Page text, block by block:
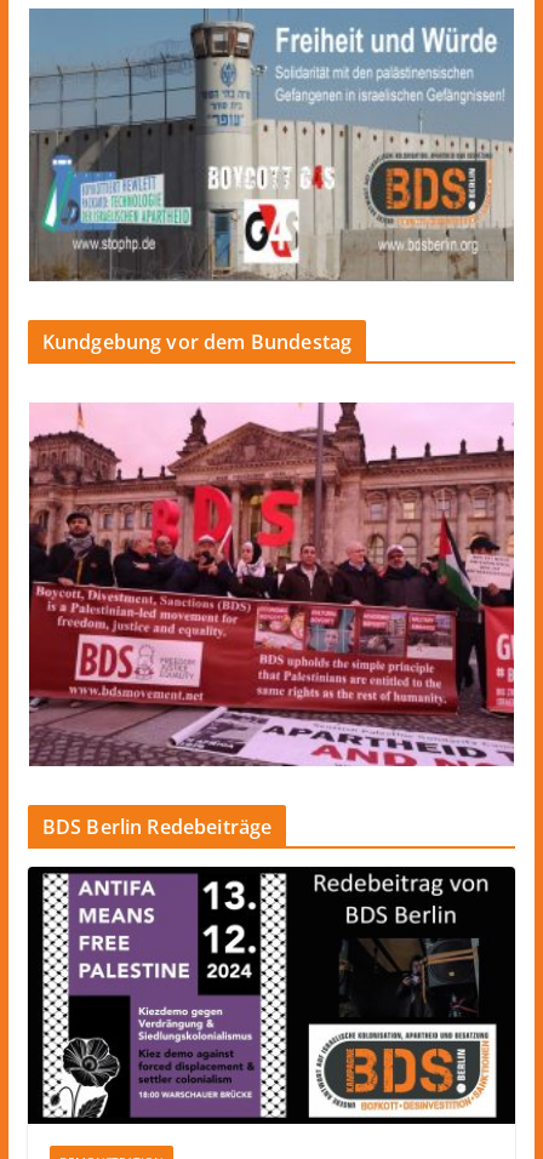
Kundgebung vor dem Bundestag
BDS Berlin Redebeiträge